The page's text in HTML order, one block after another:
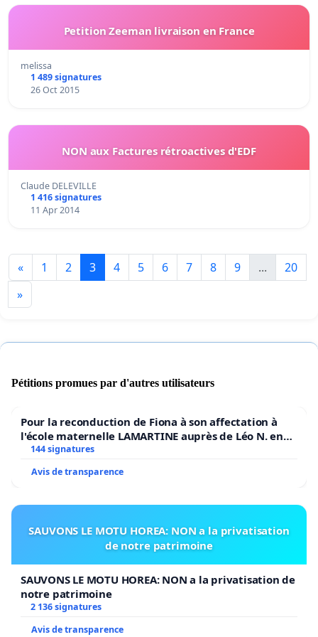
Petition Zeeman livraison en France
melissa
1 489 signatures
26 Oct 2015
NON aux Factures rétroactives d'EDF
Claude DELEVILLE
1 416 signatures
11 Apr 2014
« 1 2 3 4 5 6 7 8 9 ...
20
»
Pétitions promues par d'autres utilisateurs
Pour la reconduction de Fiona à son affectation à
l'école maternelle LAMARTINE auprès de Léo N. en
2026/2027
144 signatures
Avis de transparence
SAUVONS LE MOTU HOREA: NON a la privatisation
de notre patrimoine
SAUVONS LE MOTU HOREA: NON a la privatisation de
notre patrimoine
2 136 signatures
Avis de transparence